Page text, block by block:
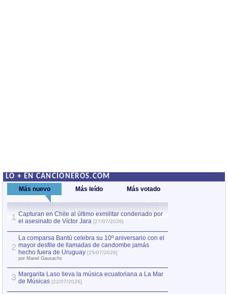
LO + EN CANCIONEROS.COM
Más nuevo Más leído Más votado
1 Capturan en Chile al último exmilitar condenado por
el asesinato de Víctor Jara [27/07/2026]
2
La comparsa Bantú celebra su 10º aniversario con el
mayor desfile de llamadas de candombe jamás
hecho fuera de Uruguay [25/07/2026]
por Manel Gausachs
3 Margarita Laso lleva la música ecuatoriana a La Mar
de Músicas [22/07/2026]